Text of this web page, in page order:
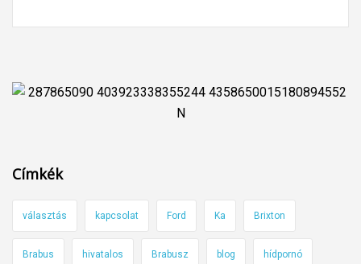
Címkék
választás kapcsolat Ford Ka Brixton
Brabus hivatalos Brabusz blog hídpornó